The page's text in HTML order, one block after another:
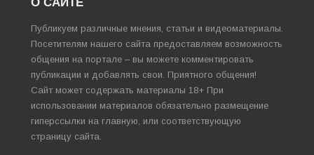
Публикуем различные мнения, статьи и видеоматериалы.
Посетителям нашего сайта предоставляем возможность
общения на портале – вы можете комментировать
публикации и добавлять свои. Приятного общения!
Сайт может содержать материалы 18+ При
использовании материалов обязательно размещение
гиперссылки на главную, или соответствующую
страницу сайта.